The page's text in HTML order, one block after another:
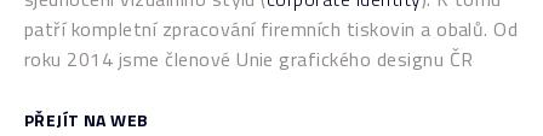
patří kompletní zpracování firemních tiskovin a obalů. Od
roku 2014 jsme členové Unie grafického designu ČR
PŘEJÍT NA WEB